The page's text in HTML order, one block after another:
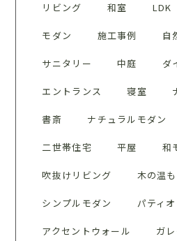
リビング 和室 LDK
モダン 施工事例 自
サニタリー 中庭 ダ
エントランス 寝室
書斎 ナチュラルモダン
二世帯住宅 平屋 和
吹抜けリビング 木の温も
シンプルモダン パティオ
アクセントウォール ガ